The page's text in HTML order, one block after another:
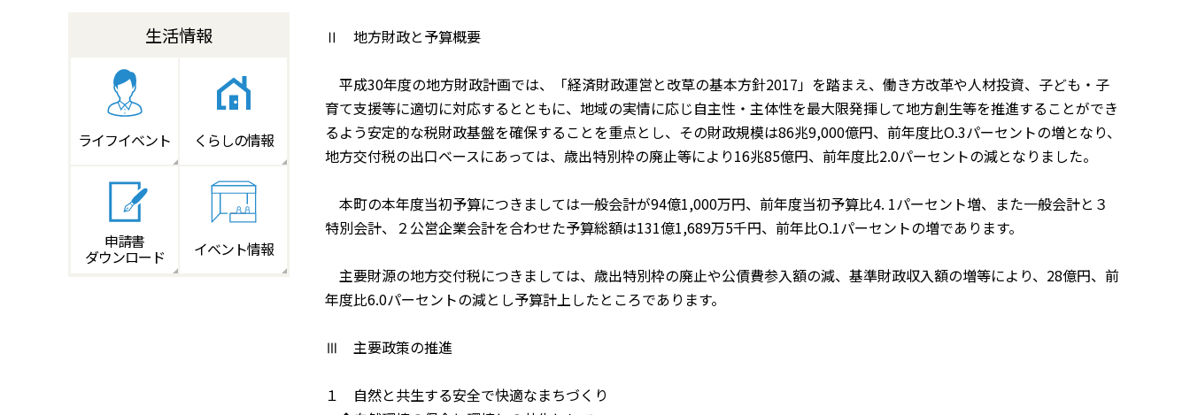
生活情報
ライフイベント くらしの情報
申請書
ダウンロード イベント情報
Ⅱ 地方財政と予算概要
平成30年度の地方財政計画では、「経済財政運営と改草の基本方針2017」を踏まえ、働き方改革や人材投資、子ども・子
育て支援等に適切に対応するとともに、地域の実情に応じ自主性・主体性を最大限発揮して地方創生等を推進することができ
るよう安定的な税財政基盤を確保することを重点とし、その財政規模は86兆9,000億円、前年度比O.3パーセントの増となり、
地方交付税の出口ベースにあっては、歳出特別枠の廃止等により16兆85億円、前年度比2.0パーセントの減となりました。
本町の本年度当初予算につきましては一般会計が94億1,000万円、前年度当初予算比4. 1パーセント増、また一般会計と３
特別会計、２公営企業会計を合わせた予算総額は131億1,689万5千円、前年比O.1パーセントの増であります。
主要財源の地方交付税につきましては、歳出特別枠の廃止や公債費参入額の減、基準財政収入額の増等により、28億円、前
年度比6.0パーセントの減とし予算計上したところであります。
Ⅲ 主要政策の推進
１ 自然と共生する安全で快適なまちづくり